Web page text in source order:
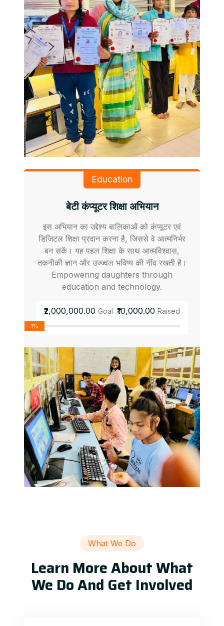
Education
बेटी कंप्यूटर शिक्षा अभियान
इस अभियान का उद्देश्य बालिकाओं को कंप्यूटर एवं
डिजिटल शिक्षा प्रदान करना है, जिससे वे आत्मनिर्भर
बन सकें। यह पहल शिक्षा के साथ आत्मविश्वास,
तकनीकी ज्ञान और उज्ज्वल भविष्य की नींव रखती है।
Empowering daughters through
education and technology.
₹2,000,000.00 Goal ₹10,000.00 Raised
1%
What We Do
Learn More About What
We Do And Get Involved